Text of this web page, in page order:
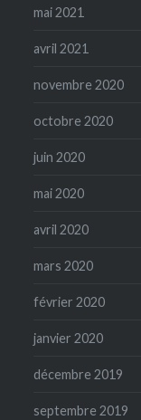
mai 2021
avril 2021
novembre 2020
octobre 2020
juin 2020
mai 2020
avril 2020
mars 2020
février 2020
janvier 2020
décembre 2019
septembre 2019